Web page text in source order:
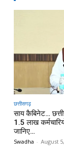
छत्तीसगढ़
साय कैबिनेट…
1.5 लाख
जानिए…
Swadha - August